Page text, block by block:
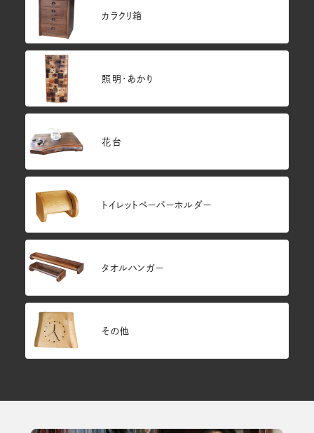
カラクリ箱
照明・あかり
花台
トイレットペーパーホルダー
タオルハンガー
その他